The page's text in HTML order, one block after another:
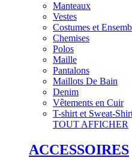
Manteaux
Vestes
Costumes et
Chemises
Polos
Maille
Pantalons
Maillots De Bain
Denim
Vêtements en Cuir
T-shirt et Sweat-
TOUT AFFICHER
ACCESSOIRES